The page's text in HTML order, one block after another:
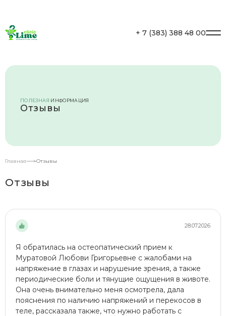
+ 7 (383) 388 48 00
ПОЛЕЗНАЯ ИНФОРМАЦИЯ
Отзывы
Главная Отзывы
Отзывы
28.07.2026
Я обратилась на остеопатический прием к
Муратовой Любови Григорьевне с жалобами на
напряжение в глазах и нарушение зрения, а также
периодические боли и тянущие ощущения в животе.
Она очень внимательно меня осмотрела, дала
пояснения по наличию напряжений и перекосов в
теле, рассказала также, что нужно работать с